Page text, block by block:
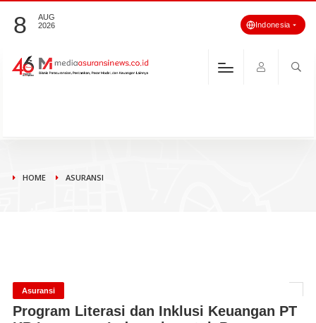
8
AUG
2026
Indonesia
HOME ASURANSI
Asuransi
Program Literasi dan Inklusi Keuangan PT